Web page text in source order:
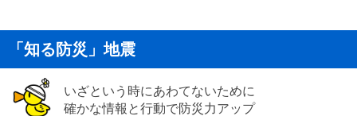
「知る防災」地震
いざという時にあわてないために
確かな情報と行動で防災力アップ